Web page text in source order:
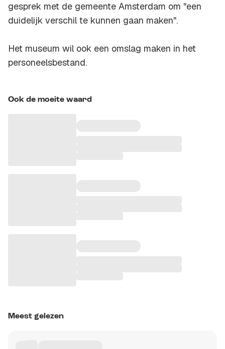
gesprek met de gemeente Amsterdam om "een
duidelijk verschil te kunnen gaan maken".
Het museum wil ook een omslag maken in het
personeelsbestand.
Ook de moeite waard
Meest gelezen